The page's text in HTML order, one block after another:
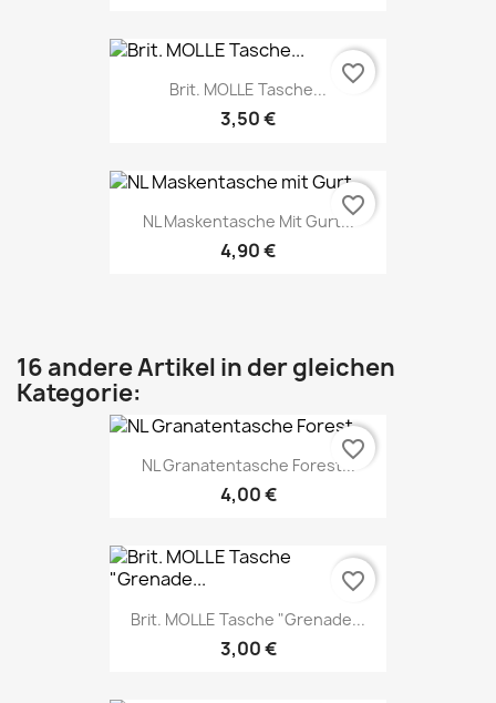
Brit. MOLLE Tasche...
3,50 €
favorite_border
NL Maskentasche Mit Gurt...
4,90 €
favorite_border
16 andere Artikel in der gleichen
Kategorie:
NL Granatentasche Forest...
4,00 €
favorite_border
Brit. MOLLE Tasche "Grenade...
3,00 €
favorite_border